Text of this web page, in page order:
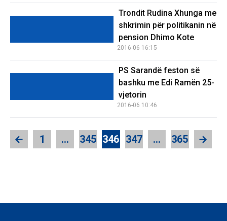
Trondit Rudina Xhunga me
shkrimin për politikanin në
pension Dhimo Kote
2016-06 16:15
PS Sarandë feston së
bashku me Edi Ramën 25-
vjetorin
2016-06 10:46
← 1 … 345 346 347 … 365 →